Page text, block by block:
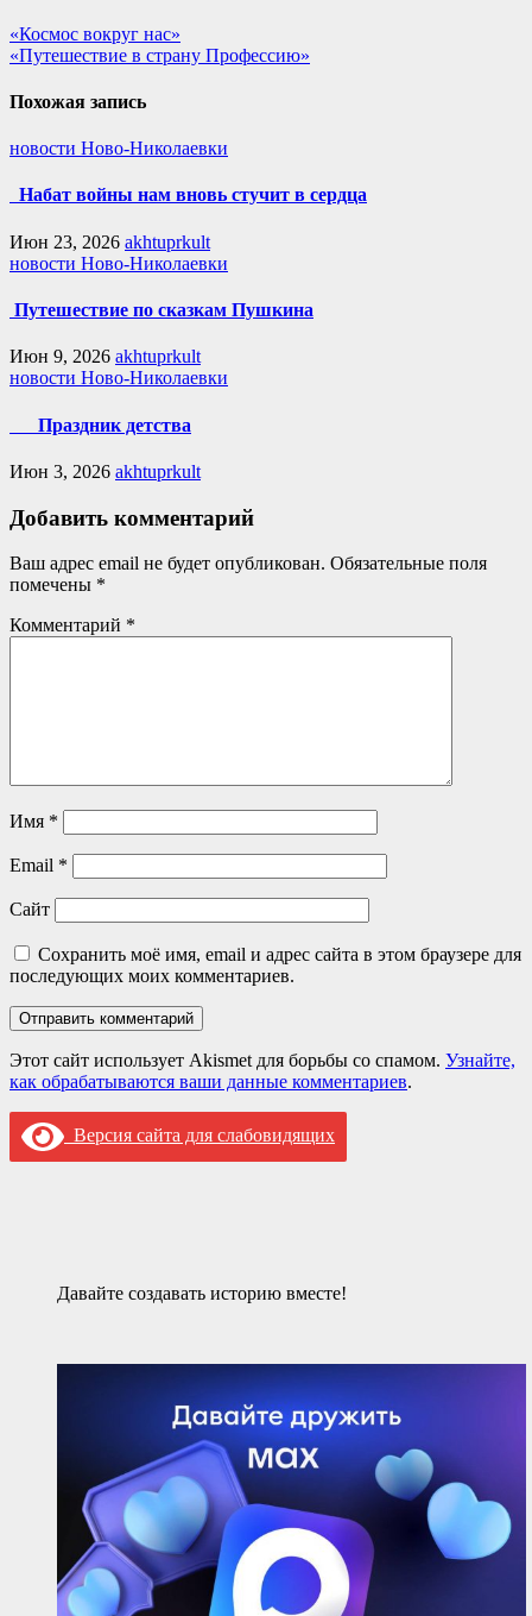
«Космос вокруг нас»
«Путешествие в страну Профессию»
Похожая запись
новости Ново-Николаевки
Набат войны нам вновь стучит в сердца
Июн 23, 2026 akhtuprkult
новости Ново-Николаевки
Путешествие по сказкам Пушкина
Июн 9, 2026 akhtuprkult
новости Ново-Николаевки
Праздник детства
Июн 3, 2026 akhtuprkult
Добавить комментарий
Ваш адрес email не будет опубликован. Обязательные поля
помечены *
Комментарий *
Имя *
Email *
Сайт
Сохранить моё имя, email и адрес сайта в этом браузере для
последующих моих комментариев.
Этот сайт использует Akismet для борьбы со спамом. Узнайте,
как обрабатываются ваши данные комментариев.
Версия сайта для слабовидящих
Давайте создавать историю вместе!